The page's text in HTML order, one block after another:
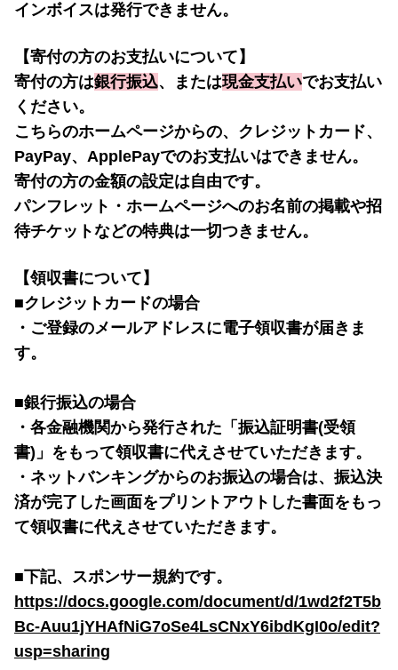
インボイスは発行できません。
【寄付の方のお支払いについて】
寄付の方は銀行振込、または現金支払いでお支払い
ください。
こちらのホームページからの、クレジットカード、
PayPay、ApplePayでのお支払いはできません。
寄付の方の金額の設定は自由です。
パンフレット・ホームページへのお名前の掲載や招
待チケットなどの特典は一切つきません。
【領収書について】
■クレジットカードの場合
・ご登録のメールアドレスに電子領収書が届きま
す。
■銀行振込の場合
・各金融機関から発行された「振込証明書(受領
書)」をもって領収書に代えさせていただきます。
・ネットバンキングからのお振込の場合は、振込決
済が完了した画面をプリントアウトした書面をもっ
て領収書に代えさせていただきます。
■下記、スポンサー規約です。
https://docs.google.com/document/d/1wd2f2T5b
Bc-Auu1jYHAfNiG7oSe4LsCNxY6ibdKgI0o/edit?
usp=sharing